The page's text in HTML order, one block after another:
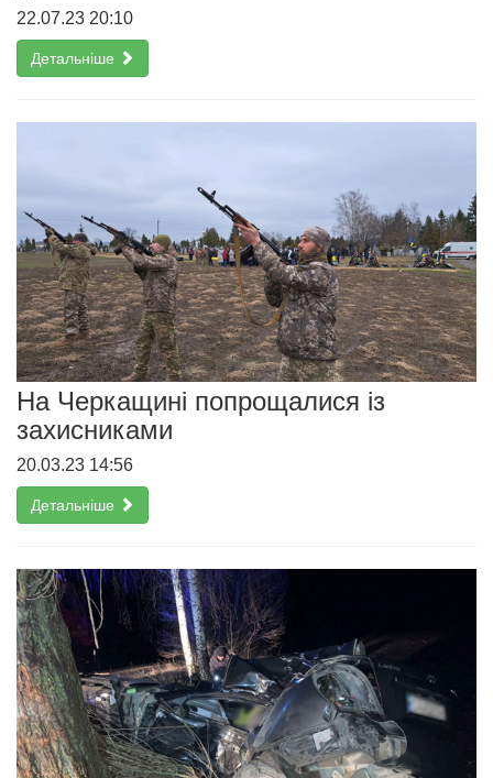
22.07.23 20:10
Детальніше
На Черкащині попрощалися із
захисниками
20.03.23 14:56
Детальніше